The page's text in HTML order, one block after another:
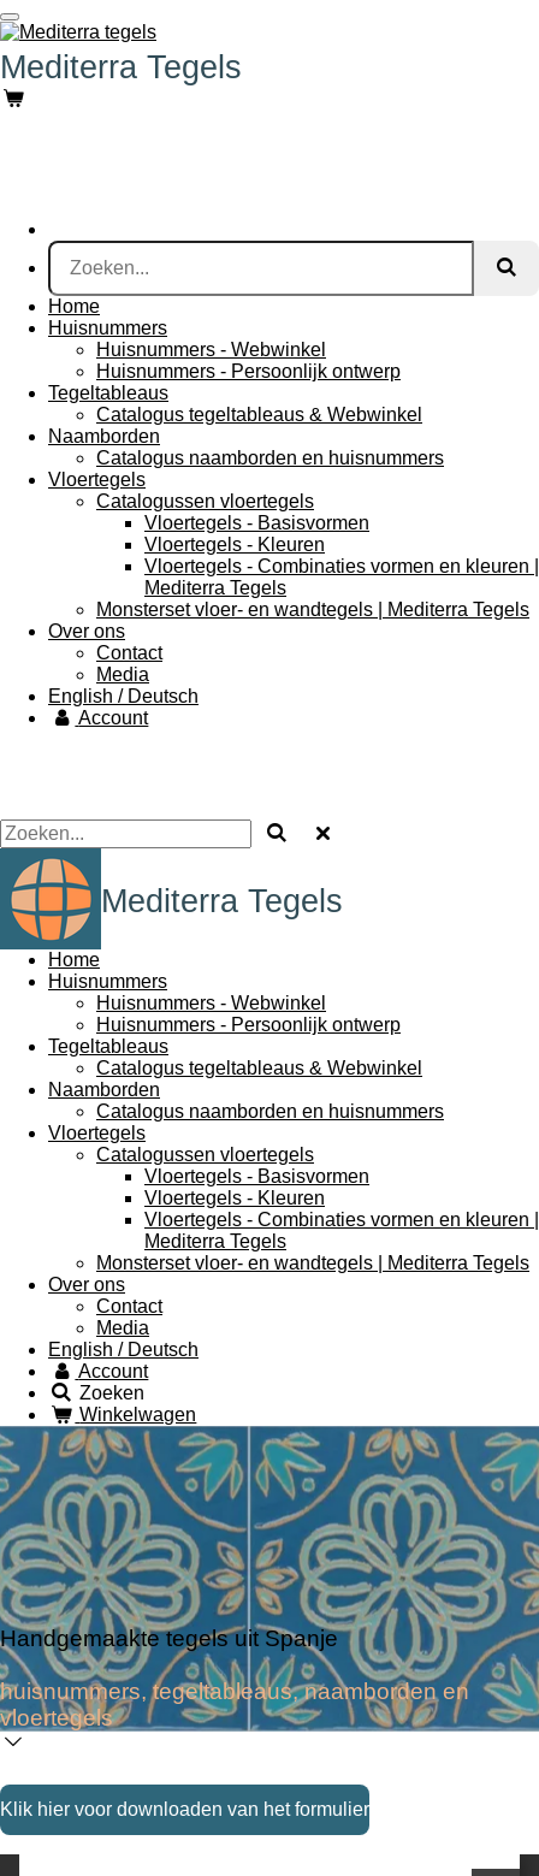
Ga
direct
naar
hoofdinhoud
Mediterra Tegels
Home
Huisnummers
Huisnummers - Webwinkel
Huisnummers - Persoonlijk ontwerp
Tegeltableaus
Catalogus tegeltableaus & Webwinkel
Naamborden
Catalogus naamborden en huisnummers
Vloertegels
Catalogussen vloertegels
Vloertegels - Basisvormen
Vloertegels - Kleuren
Vloertegels - Combinaties vormen en kleuren |
Mediterra Tegels
Monsterset vloer- en wandtegels | Mediterra Tegels
Over ons
Contact
Media
English / Deutsch
Account
Mediterra Tegels
Home
Huisnummers
Huisnummers - Webwinkel
Huisnummers - Persoonlijk ontwerp
Tegeltableaus
Catalogus tegeltableaus & Webwinkel
Naamborden
Catalogus naamborden en huisnummers
Vloertegels
Catalogussen vloertegels
Vloertegels - Basisvormen
Vloertegels - Kleuren
Vloertegels - Combinaties vormen en kleuren |
Mediterra Tegels
Monsterset vloer- en wandtegels | Mediterra Tegels
Over ons
Contact
Media
English / Deutsch
Account
Zoeken
Winkelwagen
Handgemaakte tegels uit Spanje
huisnummers, tegeltableaus, naamborden en
vloertegels
Klik hier voor downloaden van het formulier